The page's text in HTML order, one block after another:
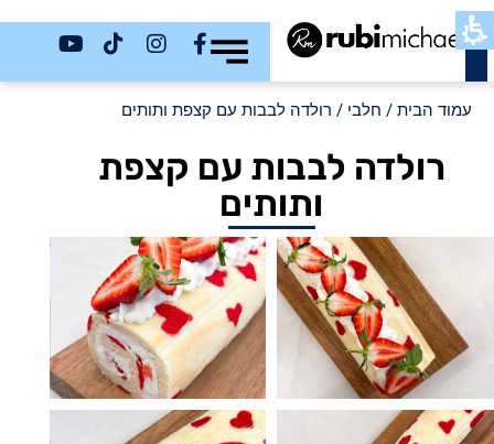
כשר
עמוד הבית / חלבי / רולדה לבבות עם קצפת ותותים
רולדה לבבות עם קצפת
ותותים